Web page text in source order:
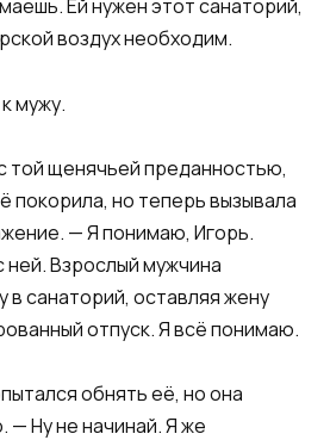
Ей нужен этот санаторий,
воздух необходим.
мужу.
той щенячьей преданностью,
покорила, но теперь вызывала
— Я понимаю, Игорь.
Взрослый мужчина
санаторий, оставляя жену
отпуск. Я всё понимаю.
обнять её, но она
— Ну не начинай. Я же